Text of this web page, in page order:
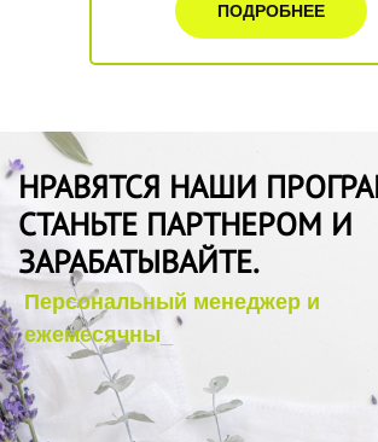
ПОДРОБНЕЕ
НРАВЯТСЯ НАШИ
СТАНЬТЕ ПАРТНЕРОМ И
ЗАРАБАТЫВАЙТЕ.